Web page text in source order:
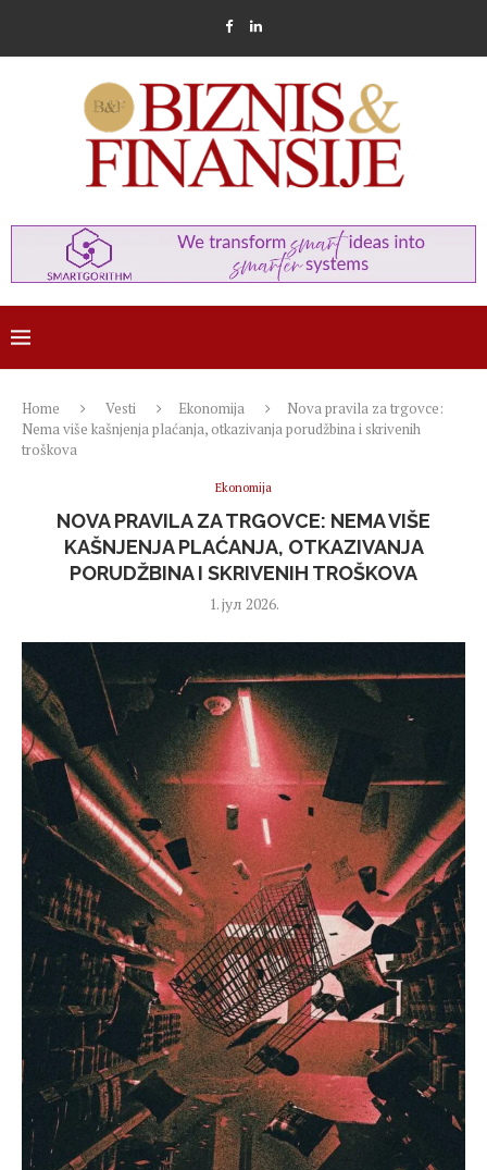
Home Vesti Ekonomija
Nova pravila za trgovce:
Nema više kašnjenja plaćanja, otkazivanja porudžbina i skrivenih
troškova
Ekonomija
NOVA PRAVILA ZA TRGOVCE: NEMA VIŠE
KAŠNJENJA PLAĆANJA, OTKAZIVANJA
PORUDŽBINA I SKRIVENIH TROŠKOVA
1. јул 2026.